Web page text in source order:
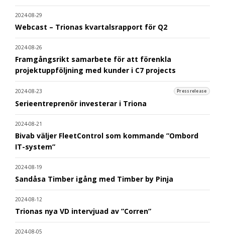
2024-08-29
Webcast – Trionas kvartalsrapport för Q2
2024-08-26
Framgångsrikt samarbete för att förenkla
projektuppföljning med kunder i C7 projects
2024-08-23 Pressrelease
Serieentreprenör investerar i Triona
2024-08-21
Bivab väljer FleetControl som kommande ”Ombord
IT-system”
2024-08-19
Sandåsa Timber igång med Timber by Pinja
2024-08-12
Trionas nya VD intervjuad av ”Corren”
2024-08-05